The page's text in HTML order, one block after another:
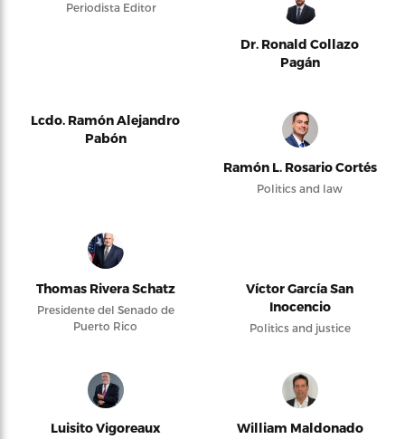
Periodista Editor
Dr. Ronald Collazo
Pagán
Lcdo. Ramón Alejandro
Pabón
Ramón L. Rosario Cortés
Politics and law
Thomas Rivera Schatz
Presidente del Senado de
Puerto Rico
Víctor García San
Inocencio
Politics and justice
Luisito Vigoreaux William Maldonado